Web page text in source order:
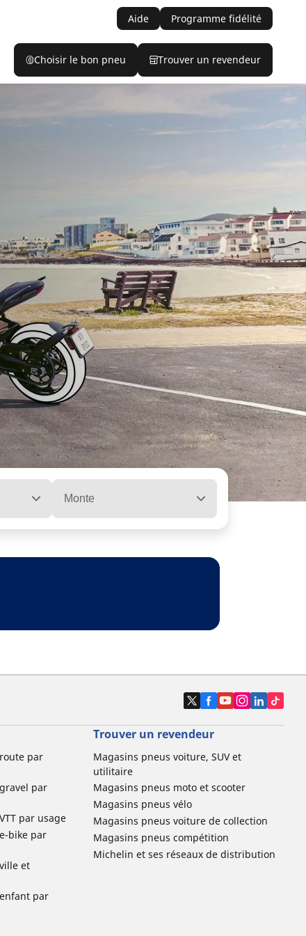
Aide Programme fidélité
Choisir le bon pneu Trouver un revendeur
Monte
par
par
par usage
bike par
et
par
Trouver un revendeur
Magasins pneus voiture, SUV et
utilitaire
Magasins pneus moto et scooter
Magasins pneus vélo
Magasins pneus voiture de collection
Magasins pneus compétition
Michelin et ses réseaux de distribution